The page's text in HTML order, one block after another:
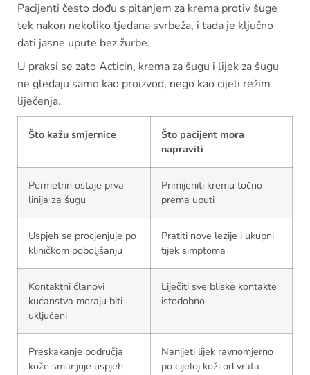
Pacijenti često dođu s pitanjem za krema protiv šuge
tek nakon nekoliko tjedana svrbeža, i tada je ključno
dati jasne upute bez žurbe.
U praksi se zato Acticin, krema za šugu i lijek za šugu
ne gledaju samo kao proizvod, nego kao cijeli režim
liječenja.
Što kažu smjernice
Što pacijent mora
napraviti
Permetrin ostaje prva
linija za šugu
Primijeniti kremu točno
prema uputi
Uspjeh se procjenjuje po
kliničkom poboljšanju
Pratiti nove lezije i ukupni
tijek simptoma
Kontaktni članovi
kućanstva moraju biti
uključeni
Liječiti sve bliske kontakte
istodobno
Preskakanje područja
kože smanjuje uspjeh
Nanijeti lijek ravnomjerno
po cijeloj koži od vrata